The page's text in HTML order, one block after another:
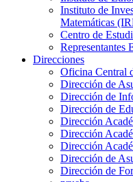
Instituto de
Matemáticas
Centro de
Representantes
Direcciones
Oficina Central
Dirección de
Dirección de
Dirección de
Dirección
Dirección
Dirección
Dirección de
Dirección de